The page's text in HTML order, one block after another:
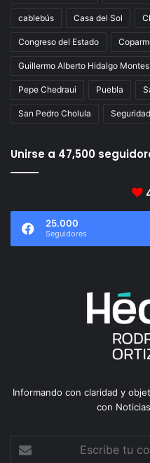
cablebús Casa del Sol
Congreso del Estado
Guillermo Alberto Hidalgo Montes
Pepe Chedraui Puebla
San Pedro Cholula Seguridad
Unirse a 47,500
25.000
Seguidores
Informando con claridad y
con